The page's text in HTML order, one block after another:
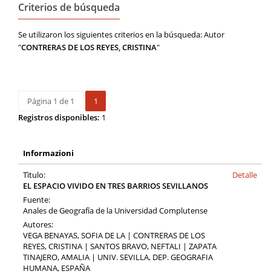
Criterios de búsqueda
Se utilizaron los siguientes criterios en la búsqueda: Autor
"CONTRERAS DE LOS REYES, CRISTINA"
Página 1 de 1
1
Registros disponibles: 1
Informazioni
Tìtulo:
EL ESPACIO VIVIDO EN TRES BARRIOS SEVILLANOS
Fuente:
Anales de Geografía de la Universidad Complutense
Autores:
VEGA BENAYAS, SOFIA DE LA | CONTRERAS DE LOS
REYES, CRISTINA | SANTOS BRAVO, NEFTALI | ZAPATA
TINAJERO, AMALIA | UNIV. SEVILLA, DEP. GEOGRAFIA
HUMANA, ESPAÑA
Detalle